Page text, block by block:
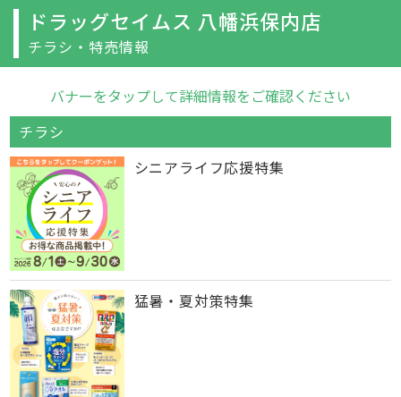
ドラッグセイムス 八幡浜保内店
チラシ・特売情報
バナーをタップして詳細情報をご確認ください
チラシ
シニアライフ応援特集
猛暑・夏対策特集